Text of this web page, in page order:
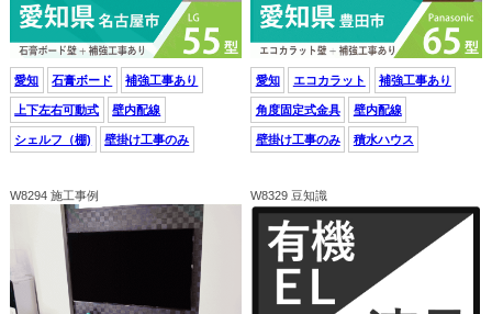
愛知 石膏ボード 補強工事あり
上下左右可動式 壁内配線
シェルフ（棚) 壁掛け工事のみ
愛知 エコカラット 補強工事あり
角度固定式金具 壁内配線
壁掛け工事のみ 積水ハウス
W8294 施工事例 W8329 豆知識